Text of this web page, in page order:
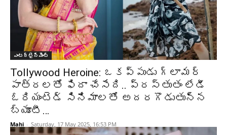
ఎంటర్టైన్మెంట్
Tollywood Heroine: ఒకప్పుడు గ్లామర్
పాత్రలతో ఫిదా చేసేది.. ప్రస్తుతం లేడీ
ఓరియంటెడ్ సినిమాలతో అదరగొడుతున్న
బ్యూటీ…
Mahi - Saturday, 17 May 2025, 16:53 PM